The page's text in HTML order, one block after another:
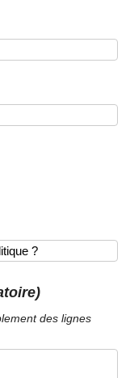
des lignes